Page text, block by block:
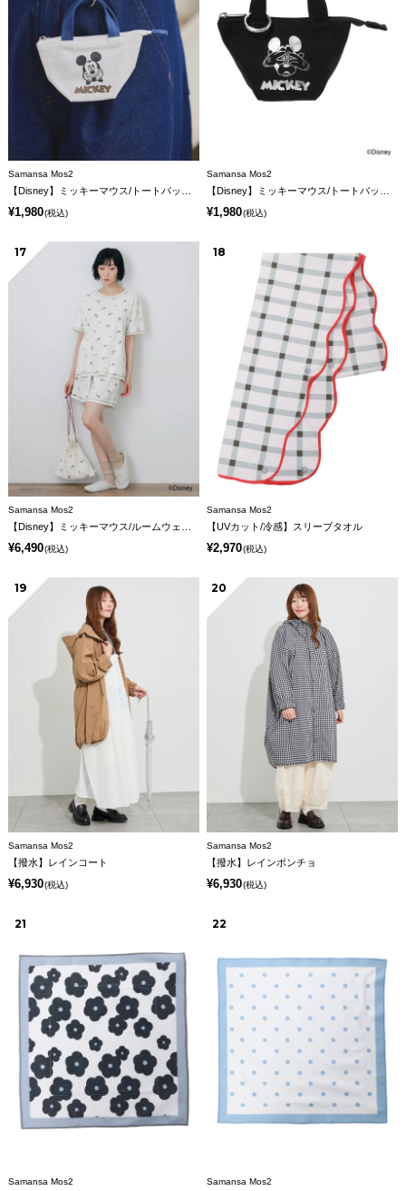
Samansa Mos2
¥1,980(税込)
Samansa Mos2
¥1,980(税込)
17
Samansa Mos2
¥6,490(税込)
18
Samansa Mos2
【UVカット/冷感】スリーブタオル
¥2,970(税込)
19
Samansa Mos2
【撥水】レインコート
¥6,930(税込)
20
Samansa Mos2
【撥水】レインポンチョ
¥6,930(税込)
21
Samansa Mos2
22
Samansa Mos2